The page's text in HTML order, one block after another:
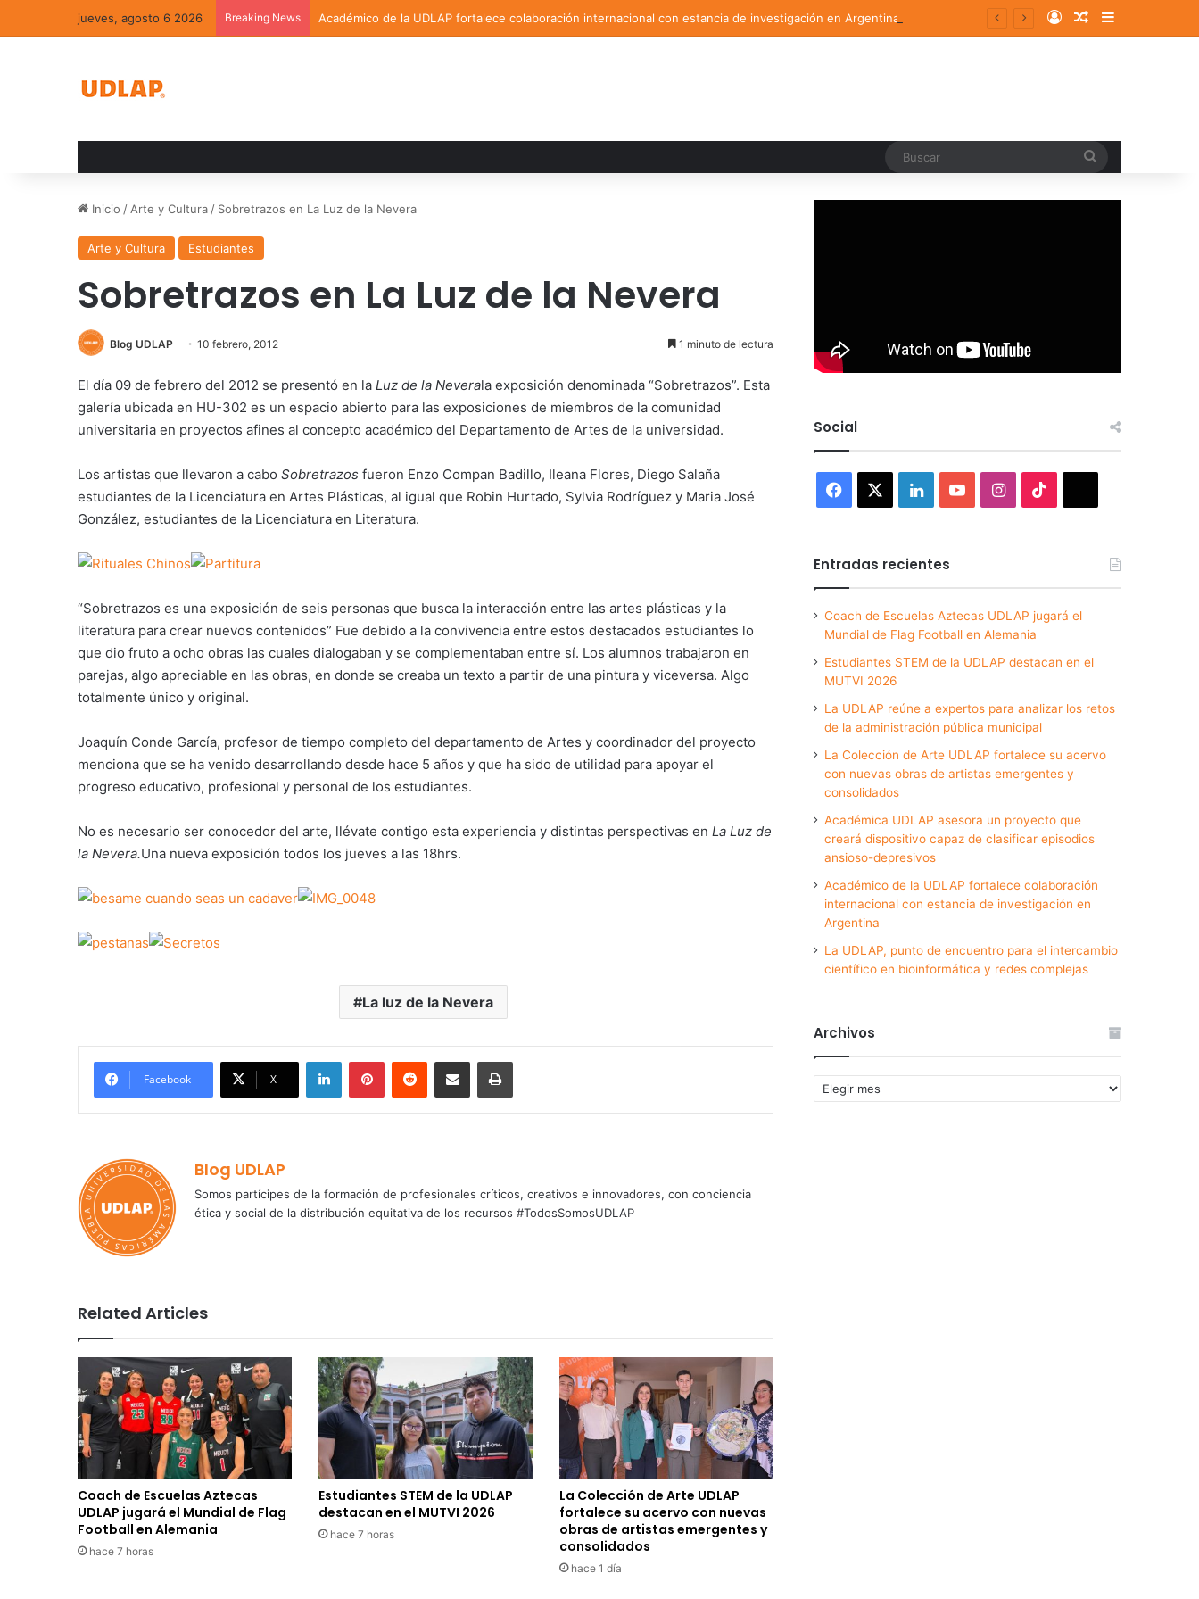
jueves, agosto 6 2026 Breaking News Académico de la UDLAP fortalece colaboración internacional con estancia de investigación en Argentina Log InRandom Article
Sidebar
Inicio / Arte y Cultura / Sobretrazos en La Luz de la Nevera
Arte y Cultura Estudiantes
Sobretrazos en La Luz de la Nevera
Blog UDLAP 10 febrero, 2012 1 minuto de lectura
El día 09 de febrero del 2012 se presentó en la Luz de la Neverala exposición denominada “Sobretrazos”. Esta
galería ubicada en HU-302 es un espacio abierto para las exposiciones de miembros de la comunidad
universitaria en proyectos afines al concepto académico del Departamento de Artes de la universidad.
Los artistas que llevaron a cabo Sobretrazos fueron Enzo Compan Badillo, Ileana Flores, Diego Salaña
estudiantes de la Licenciatura en Artes Plásticas, al igual que Robin Hurtado, Sylvia Rodríguez y Maria José
González, estudiantes de la Licenciatura en Literatura.
“Sobretrazos es una exposición de seis personas que busca la interacción entre las artes plásticas y la
literatura para crear nuevos contenidos” Fue debido a la convivencia entre estos destacados estudiantes lo
que dio fruto a ocho obras las cuales dialogaban y se complementaban entre sí. Los alumnos trabajaron en
parejas, algo apreciable en las obras, en donde se creaba un texto a partir de una pintura y viceversa. Algo
totalmente único y original.
Joaquín Conde García, profesor de tiempo completo del departamento de Artes y coordinador del proyecto
menciona que se ha venido desarrollando desde hace 5 años y que ha sido de utilidad para apoyar el
progreso educativo, profesional y personal de los estudiantes.
No es necesario ser conocedor del arte, llévate contigo esta experiencia y distintas perspectivas en La Luz de
la Nevera.Una nueva exposición todos los jueves a las 18hrs.
La luz de la Nevera
Facebook X
LinkedInPinterestReddit Share via Email Print
Blog UDLAP
Somos partícipes de la formación de profesionales críticos, creativos e innovadores, con conciencia
ética y social de la distribución equitativa de los recursos #TodosSomosUDLAP
Related Articles
Coach de Escuelas Aztecas
UDLAP jugará el Mundial de Flag
Football en Alemania
hace 7 horas
Estudiantes STEM de la UDLAP
destacan en el MUTVI 2026
hace 7 horas
La Colección de Arte UDLAP
fortalece su acervo con nuevas
obras de artistas emergentes y
consolidados
hace 1 día
Social
Facebook LinkedInYouTubeInstagram
Entradas recientes
Coach de Escuelas Aztecas UDLAP jugará el
Mundial de Flag Football en Alemania
Estudiantes STEM de la UDLAP destacan en el
MUTVI 2026
La UDLAP reúne a expertos para analizar los retos
de la administración pública municipal
La Colección de Arte UDLAP fortalece su acervo
con nuevas obras de artistas emergentes y
consolidados
Académica UDLAP asesora un proyecto que
creará dispositivo capaz de clasificar episodios
ansioso-depresivos
Académico de la UDLAP fortalece colaboración
internacional con estancia de investigación en
Argentina
La UDLAP, punto de encuentro para el intercambio
científico en bioinformática y redes complejas
Archivos
Archivos